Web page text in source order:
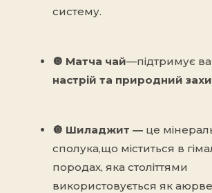
систему.
🔘 Матча чай—підтримує
настрій та природний
🔘 Шиладжит —це
сполука,що міститься в
породах, яка століттями
використовується як